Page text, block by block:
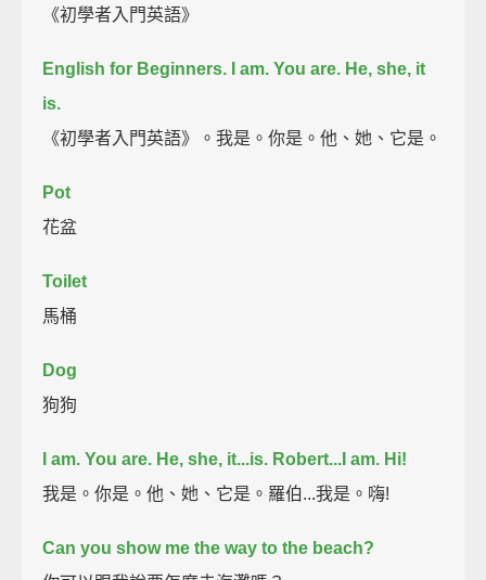
《初學者入門英語》
English for Beginners. I am. You are. He, she, it
is.
《初學者入門英語》。我是。你是。他、她、它是。
Pot
花盆
Toilet
馬桶
Dog
狗狗
I am. You are. He, she, it...is. Robert... I am. Hi!
我是。你是。他、她、它是。羅伯...我是。嗨!
Can you show me the way to the beach?